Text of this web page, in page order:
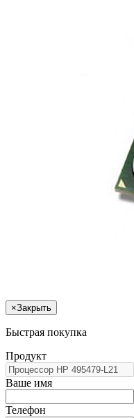
×Закрыть
Быстрая покупка
Продукт
Ваше имя
Телефон